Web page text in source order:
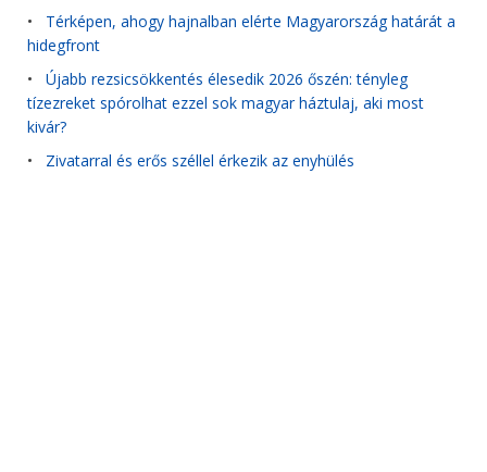
• Térképen, ahogy hajnalban elérte Magyarország határát a
hidegfront
• Újabb rezsicsökkentés élesedik 2026 őszén: tényleg
tízezreket spórolhat ezzel sok magyar háztulaj, aki most
kivár?
• Zivatarral és erős széllel érkezik az enyhülés